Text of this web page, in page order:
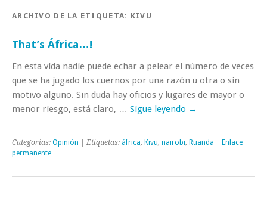
ARCHIVO DE LA ETIQUETA: KIVU
That’s África…!
En esta vida nadie puede echar a pelear el número de veces
que se ha jugado los cuernos por una razón u otra o sin
motivo alguno. Sin duda hay oficios y lugares de mayor o
menor riesgo, está claro, … Sigue leyendo →
Categorías: Opinión | Etiquetas: áfrica, Kivu, nairobi, Ruanda
Enlace
permanente